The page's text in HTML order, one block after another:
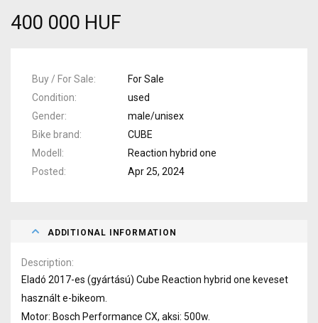
400 000 HUF
Buy / For Sale
For Sale
Condition
used
Gender
male/unisex
Bike brand
CUBE
Modell
Reaction hybrid one
Posted
Apr 25, 2024
ADDITIONAL INFORMATION
Description
Eladó 2017-es (gyártású) Cube Reaction hybrid one keveset
használt e-bikeom.
Motor: Bosch Performance CX, aksi: 500w.